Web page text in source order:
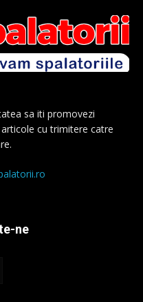
sa iti promovezi
cu trimitere catre
ne